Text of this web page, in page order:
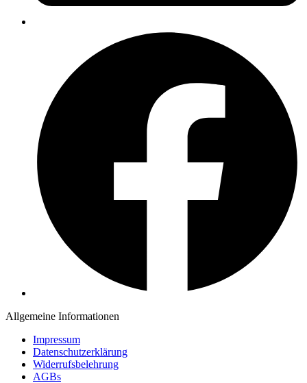
Allgemeine Informationen
Impressum
Datenschutzerklärung
Widerrufsbelehrung
AGBs